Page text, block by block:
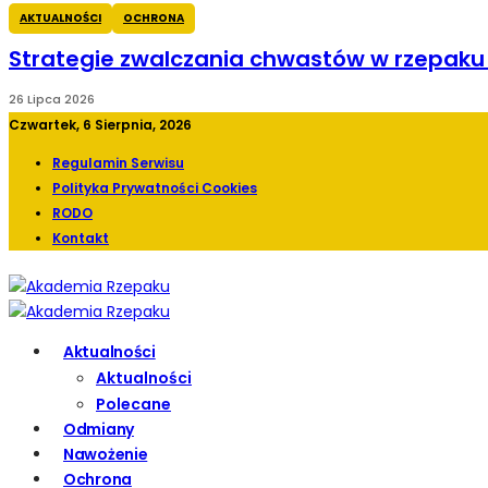
AKTUALNOŚCI OCHRONA
Strategie zwalczania chwastów w
26 Lipca 2026
Czwartek, 6 Sierpnia, 2026
Regulamin Serwisu
Polityka Prywatności Cookies
RODO
Kontakt
Aktualności
Aktualności
Polecane
Odmiany
Nawożenie
Ochrona